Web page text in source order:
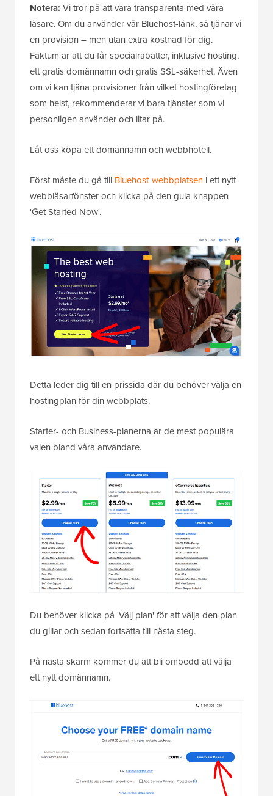
Notera: Vi tror på att vara transparenta med våra
läsare. Om du använder vår Bluehost-länk, så tjänar vi
en provision – men utan extra kostnad för dig.
Faktum är att du får specialrabatter, inklusive hosting,
ett gratis domännamn och gratis SSL-säkerhet. Även
om vi kan tjäna provisioner från vilket hostingföretag
som helst, rekommenderar vi bara tjänster som vi
personligen använder och litar på.
Låt oss köpa ett domännamn och webbhotell.
Först måste du gå till Bluehost-webbplatsen i ett nytt
webbläsarfönster och klicka på den gula knappen
'Get Started Now'.
Detta leder dig till en prissida där du behöver välja en
hostingplan för din webbplats.
Starter- och Business-planerna är de mest populära
valen bland våra användare.
Du behöver klicka på 'Välj plan' för att välja den plan
du gillar och sedan fortsätta till nästa steg.
På nästa skärm kommer du att bli ombedd att välja
ett nytt domännamn.